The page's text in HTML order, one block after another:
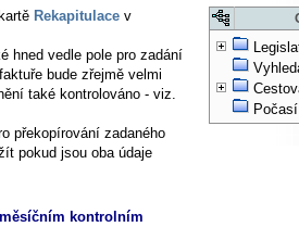
Počasí
Rekapitulace v
hned vedle pole pro zadání
bude zřejmě velmi
také kontrolováno - viz.
překopírování zadaného
pokud jsou oba údaje
kontrolním